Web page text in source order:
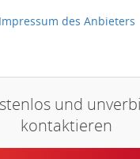
Impressum des Anbieters
und
kontaktieren